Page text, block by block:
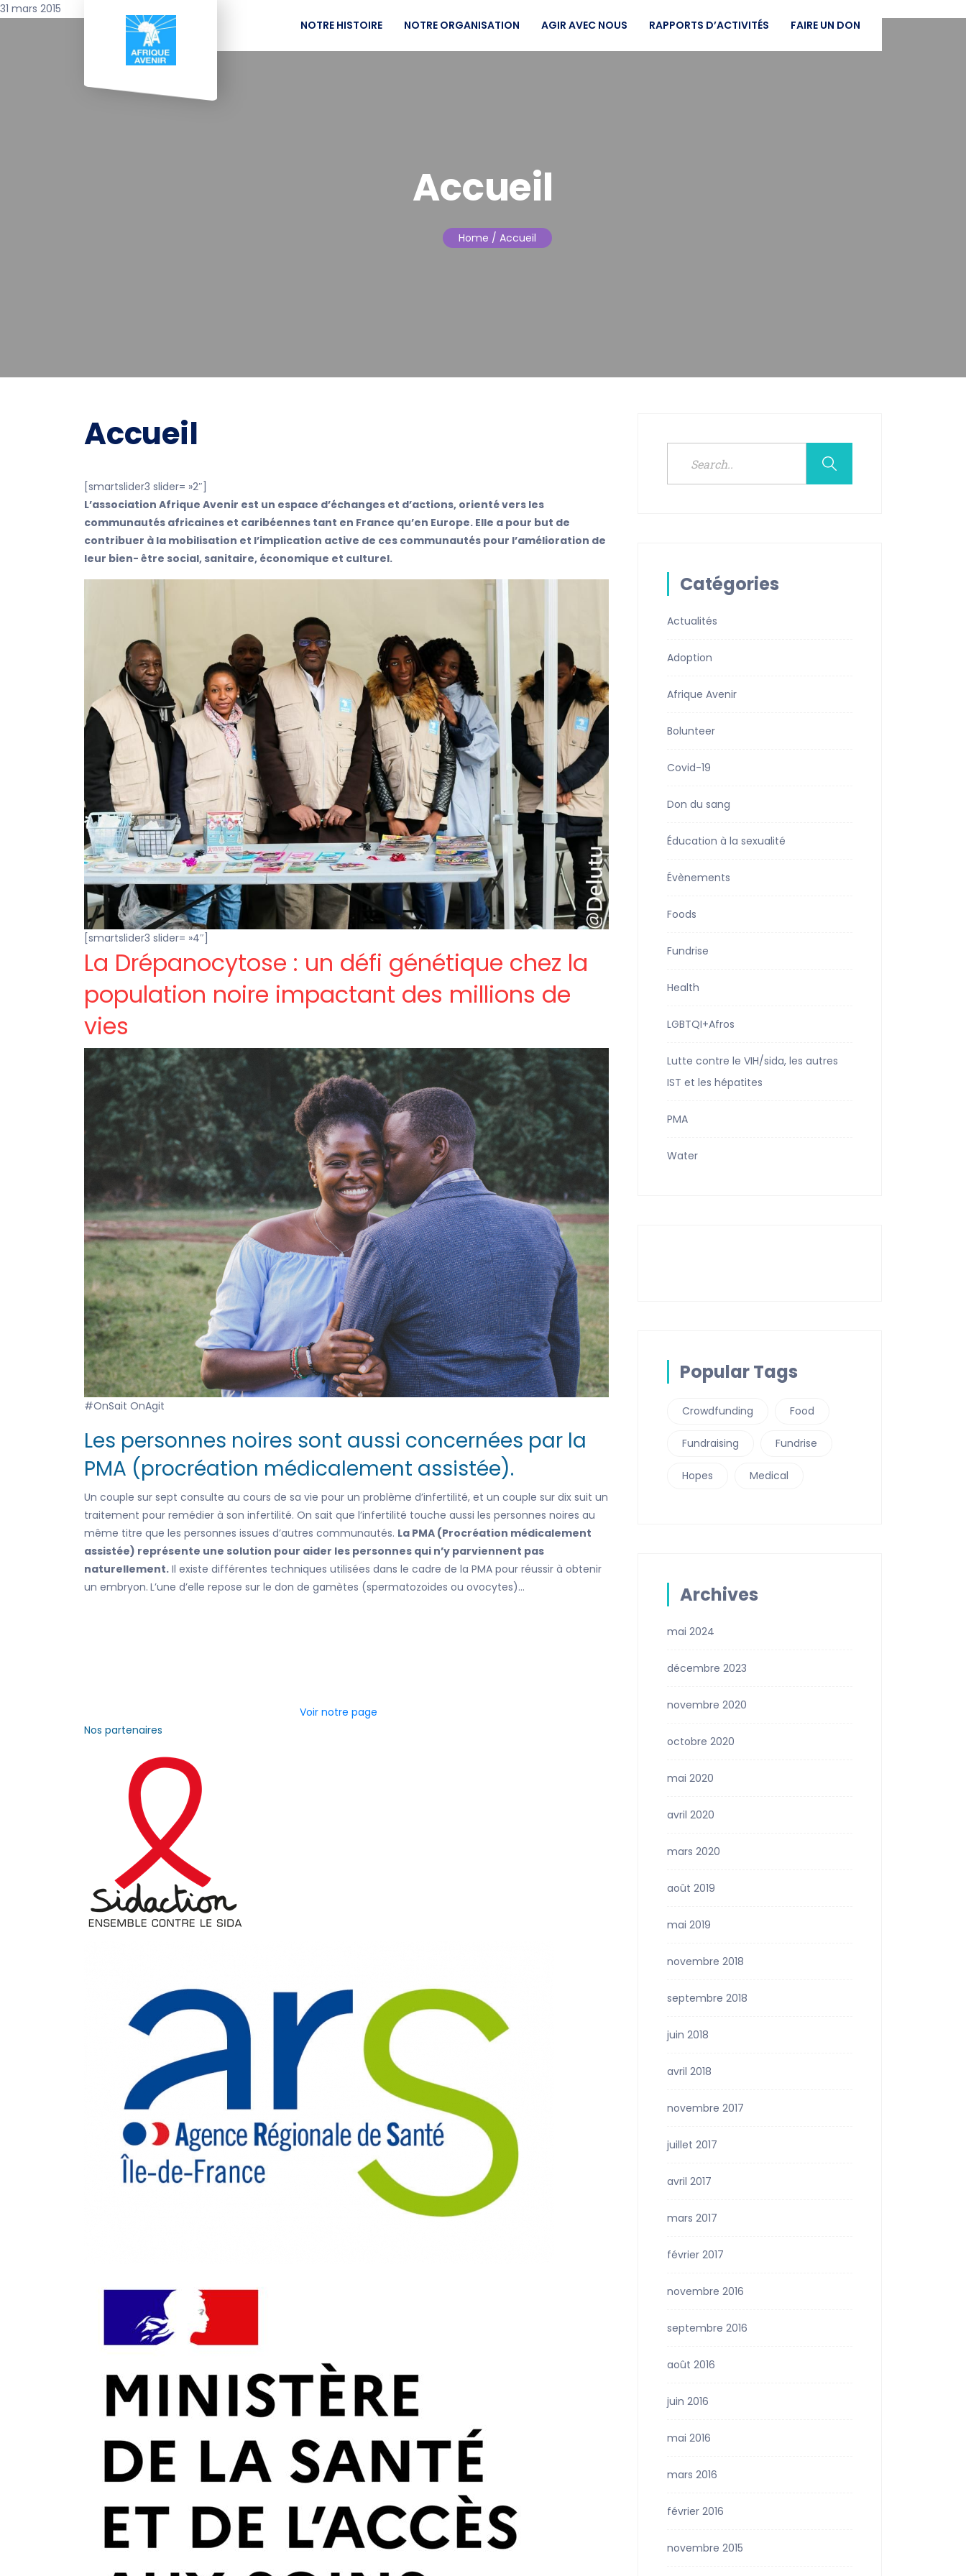
31 mars 2015
NOTRE HISTOIRE
NOTRE ORGANISATION AGIR AVEC NOUS RAPPORTS D’ACTIVITÉS FAIRE UN DON
Accueil
Home / Accueil
Accueil
[smartslider3 slider= »2″]
L’association Afrique Avenir est un espace d’échanges et d’actions, orienté vers les
communautés africaines et caribéennes tant en France qu’en Europe. Elle a pour but de
contribuer à la mobilisation et l’implication active de ces communautés pour l’amélioration de
leur bien- être social, sanitaire, économique et culturel.
[smartslider3 slider= »4″]
La Drépanocytose : un défi génétique chez la
population noire impactant des millions de
vies
#OnSait OnAgit
Les personnes noires sont aussi concernées par la
PMA (procréation médicalement assistée).
Un couple sur sept consulte au cours de sa vie pour un problème d’infertilité, et un couple sur dix suit un
traitement pour remédier à son infertilité. On sait que l’infertilité touche aussi les personnes noires au
même titre que les personnes issues d’autres communautés. La PMA (Procréation médicalement
assistée) représente une solution pour aider les personnes qui n’y parviennent pas
naturellement. Il existe différentes techniques utilisées dans le cadre de la PMA pour réussir à obtenir
un embryon. L’une d’elle repose sur le don de gamètes (spermatozoides ou ovocytes)…
Voir notre page
Nos partenaires
Catégories
Actualités
Adoption
Afrique Avenir
Bolunteer
Covid-19
Don du sang
Éducation à la sexualité
Évènements
Foods
Fundrise
Health
LGBTQI+Afros
Lutte contre le VIH/sida, les autres
IST et les hépatites
PMA
Water
Popular Tags
Crowdfunding Food
Fundraising Fundrise
Hopes Medical
Archives
mai 2024
décembre 2023
novembre 2020
octobre 2020
mai 2020
avril 2020
mars 2020
août 2019
mai 2019
novembre 2018
septembre 2018
juin 2018
avril 2018
novembre 2017
juillet 2017
avril 2017
mars 2017
février 2017
novembre 2016
septembre 2016
août 2016
juin 2016
mai 2016
mars 2016
février 2016
novembre 2015